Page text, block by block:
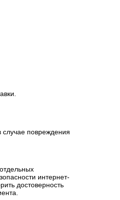
повреждения
интернет-
достоверность